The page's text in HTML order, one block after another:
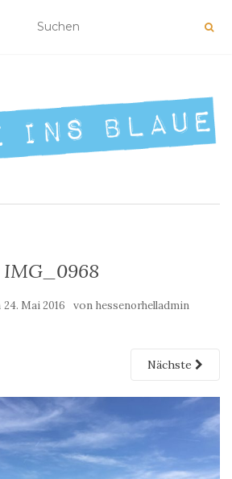
IMG_0968
24. Mai 2016 von hessenorhelladmin
Nächste